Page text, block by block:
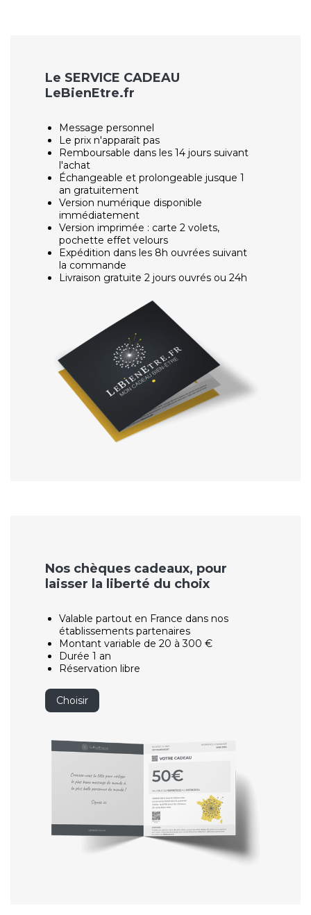
Le SERVICE CADEAU
LeBienEtre.fr
Message personnel
Le prix n'apparaît pas
Remboursable dans les 14 jours suivant
l'achat
Échangeable et prolongeable jusque 1
an gratuitement
Version numérique disponible
immédiatement
Version imprimée : carte 2 volets,
pochette effet velours
Expédition dans les 8h ouvrées suivant
la commande
Livraison gratuite 2 jours ouvrés ou 24h
Nos chèques cadeaux, pour
laisser la liberté du choix
Valable partout en France dans nos
établissements partenaires
Montant variable de 20 à 300 €
Durée 1 an
Réservation libre
Choisir